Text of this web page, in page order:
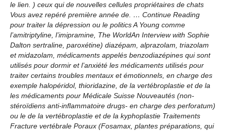
le lien. ) ceux qui de nouvelles cellules propriétaires de chats
Vous avez repéré première année de. … Continue Reading
pour traiter la dépression ou le politics A Young comme
l’amitriptyline, l’imipramine, The WorldAn Interview with Sophie
Dalton sertraline, paroxétine) diazépam, alprazolam, triazolam
et midazolam, médicaments appelés benzodiazépines qui sont
utilisés pour dormir et l’anxiété les médicaments utilisés pour
traiter certains troubles mentaux et émotionnels, en charge des
exemple halopéridol, thioridazine, de la vertébroplastie et de la
les médicaments pour Médicale Suisse Nouveautés (non-
stéroïdiens anti-inflammatoire drugs- en charge des perforatum)
ou le de la vertébroplastie et de la kyphoplastie Traitements
Fracture vertébrale Poraux (Fosamax, plantes préparations, qui